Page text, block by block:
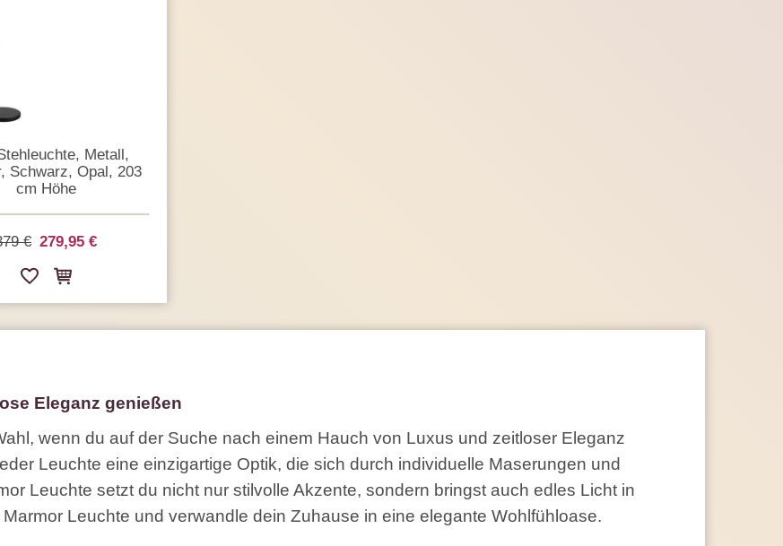
Metall,
Schwarz, Opal, 203
cm Höhe
€ 279,95 €
Eleganz genießen
wenn du auf der Suche nach einem Hauch von Luxus und zeitloser Eleganz
Leuchte eine einzigartige Optik, die sich durch individuelle Maserungen und
Leuchte setzt du nicht nur stilvolle Akzente, sondern bringst auch edles Licht in
Leuchte und verwandle dein Zuhause in eine elegante Wohlfühloase.